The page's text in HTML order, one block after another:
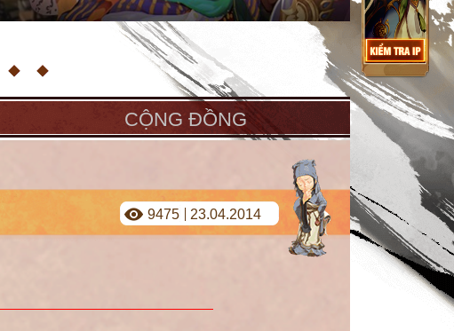
CỘNG ĐỒNG
9475 23.04.2014